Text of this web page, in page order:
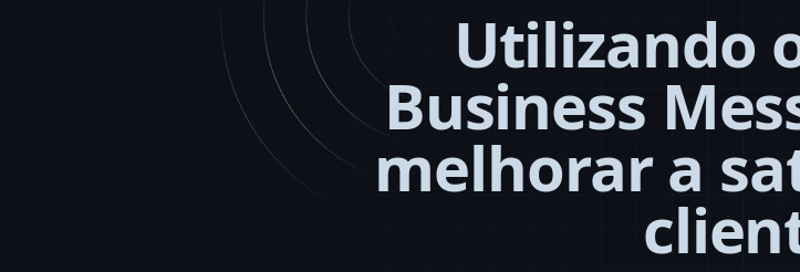
Utilizando
Business
melhorar a